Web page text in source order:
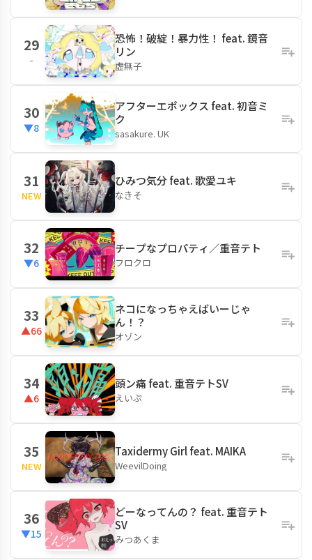
29
-
恐怖！破綻！暴力性！ feat. 鏡音
リン
虚無子
30
▼8
アフターエポックス feat. 初音ミ
ク
sasakure. UK
31
NEW
ひみつ気分 feat. 歌愛ユキ
なきそ
32
▼6
チープなプロパティ／重音テト
フロクロ
33
▲66
ネコになっちゃえばいーじゃ
ん！？
オゾン
34
▲6
頭ン痛 feat. 重音テトSV
えいぷ
35
NEW
Taxidermy Girl feat. MAIKA
WeevilDoing
36
▼15
どーなってんの？ feat. 重音テト
SV
みつあくま